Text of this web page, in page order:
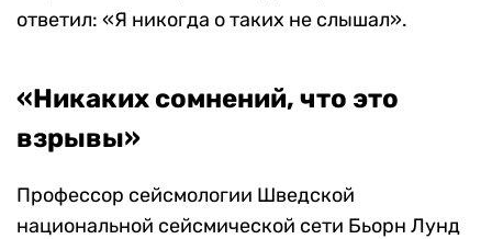
ответил: «Я никогда о таких не слышал».
«Никаких сомнений, что это
взрывы»
Профессор сейсмологии Шведской
национальной сейсмической сети Бьорн Лунд